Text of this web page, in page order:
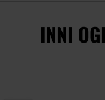
INNI